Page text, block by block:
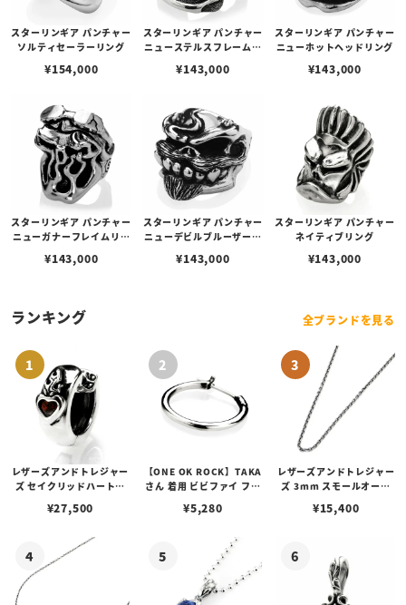
スターリンギア パンチャー
ソルティセーラーリング
¥154,000
スターリンギア パンチャー
ニューステルスフレームリ
¥143,000
スターリンギア パンチャー
ニューホットヘッドリング
¥143,000
スターリンギア パンチャー
ニューガナーフレイムリン
¥143,000
スターリンギア パンチャー
ニューデビルブルーザーリ
¥143,000
スターリンギア パンチャー
ネイティブリング
¥143,000
ランキング 全ブランドを見る
レザーズアンドトレジャー
ズ セイクリッドハートピ
¥27,500
【ONE OK ROCK】TAKA
さん 着用 ビビファイ フー
¥5,280
レザーズアンドトレジャー
ズ 3mm スモールオーバ
ブスタークラスプ＆LTロ
¥15,400